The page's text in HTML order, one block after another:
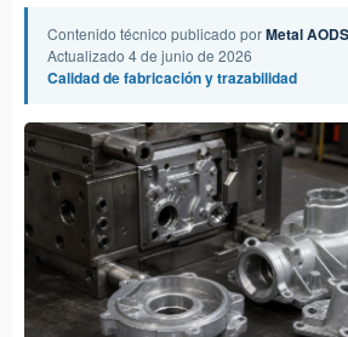
Contenido técnico publicado porMetal
Actualizado 4 de junio de 2026
Calidad de fabricación y trazabilidad